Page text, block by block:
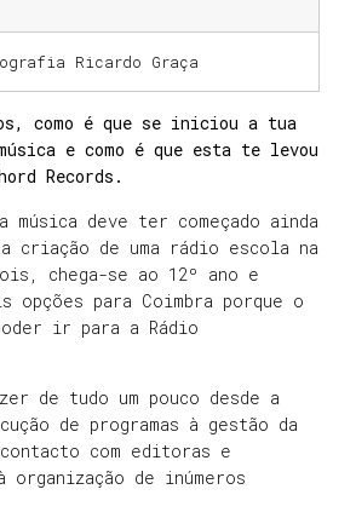
Ricardo Graça
como é que se iniciou a tua
e como é que esta te levou
Records.
música deve ter começado ainda
criação de uma rádio escola na
chega-se ao 12º ano e
opções para Coimbra porque o
ir para a Rádio
de tudo um pouco desde a
de programas à gestão da
com editoras e
de inúmeros